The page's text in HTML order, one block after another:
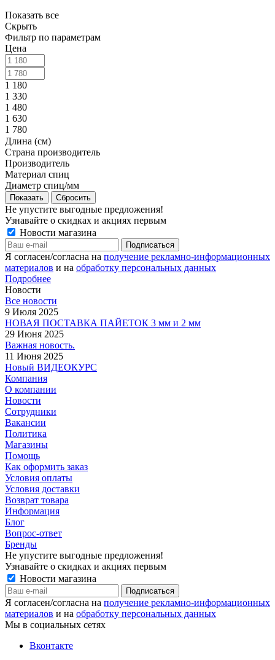
Показать все
Скрыть
Фильтр по параметрам
Цена
1 180
1 330
1 480
1 630
1 780
Длина (см)
Страна производитель
Производитель
Материал спиц
Диаметр спиц/мм
Сбросить
Не упустите выгодные предложения!
Узнавайте о скидках и акциях первым
Новости магазина
Я согласен/согласна на получение рекламно-информационных
материалов и на обработку персональных данных
Подробнее
Новости
Все новости
9 Июля 2025
НОВАЯ ПОСТАВКА ПАЙЕТОК 3 мм и 2 мм
29 Июня 2025
Важная новость.
11 Июня 2025
Новый ВИДЕОКУРС
Компания
О компании
Новости
Сотрудники
Вакансии
Политика
Магазины
Помощь
Как оформить заказ
Условия оплаты
Условия доставки
Возврат товара
Информация
Блог
Вопрос-ответ
Бренды
Не упустите выгодные предложения!
Узнавайте о скидках и акциях первым
Новости магазина
Я согласен/согласна на получение рекламно-информационных
материалов и на обработку персональных данных
Мы в социальных сетях
Вконтакте